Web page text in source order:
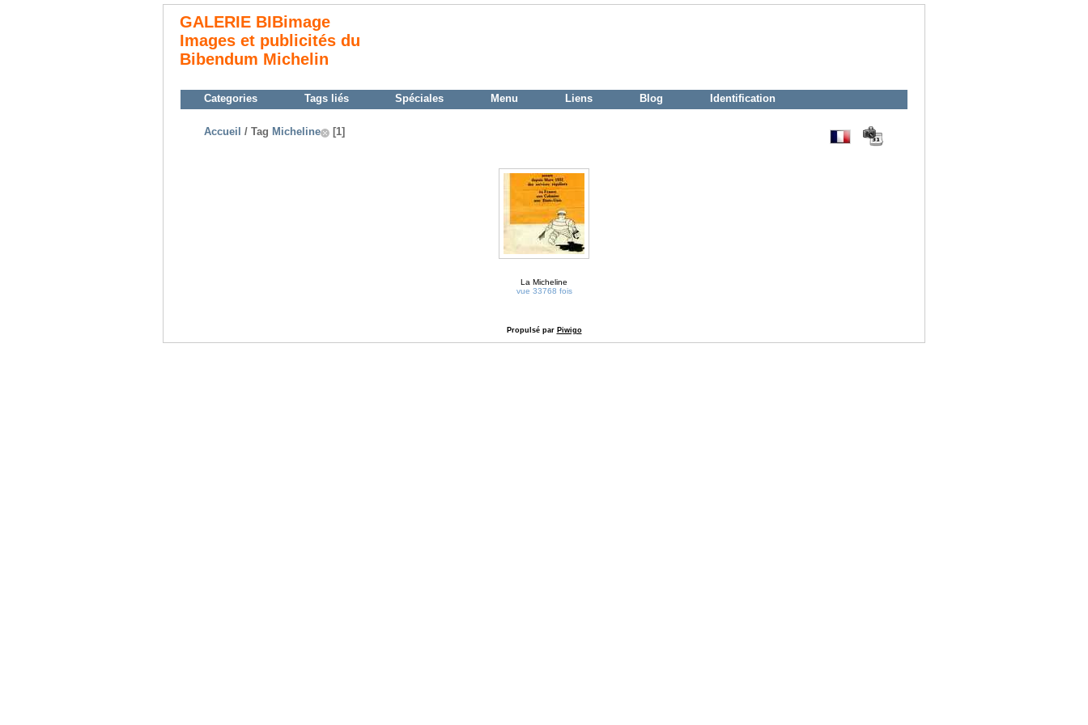
GALERIE BIBimage
Images et publicités du
Bibendum Michelin
Categories Tags liés Spéciales Menu Liens Blog Identification
Accueil / Tag Micheline [1]
La Micheline
vue 33768 fois
Propulsé par Piwigo